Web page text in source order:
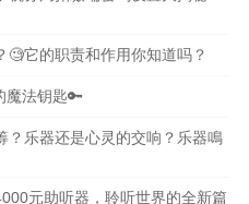
🧐它的职责和作用你知道吗？
魔法钥匙🔑
？乐器还是心灵的交响？乐器鳴
元助听器，聆听世界的全新篇